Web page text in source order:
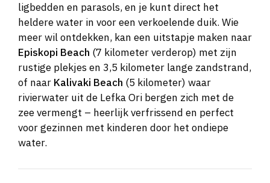
ligbedden en parasols, en je kunt direct het
heldere water in voor een verkoelende duik. Wie
meer wil ontdekken, kan een uitstapje maken naar
Episkopi Beach (7 kilometer verderop) met zijn
rustige plekjes en 3,5 kilometer lange zandstrand,
of naar Kalivaki Beach (5 kilometer) waar
rivierwater uit de Lefka Ori bergen zich met de
zee vermengt – heerlijk verfrissend en perfect
voor gezinnen met kinderen door het ondiepe
water.